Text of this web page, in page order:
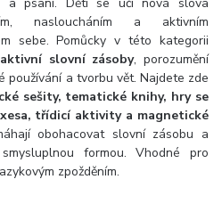
a psaní. Děti se učí nová slova
nasloucháním a aktivním
sebe. Pomůcky v této kategorii
slovní zásoby, porozumění
používání a tvorbu vět. Najdete zde
sešity, tematické knihy, hry se
třídicí aktivity a magnetické
obohacovat slovní zásobu a
formou. Vhodné pro
zpožděním.